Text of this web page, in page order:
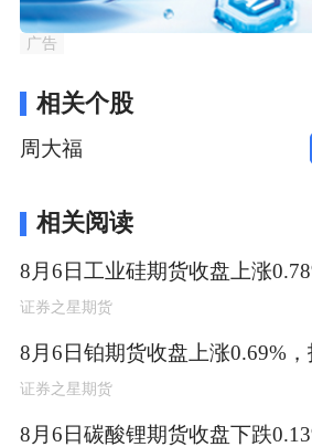
广告
相关个股
周大福
相关阅读
8月6日工业硅期货收盘上涨
证券之星期货
8月6日铂期货收盘上涨0.69%，
证券之星期货
8月6日碳酸锂期货收盘下跌